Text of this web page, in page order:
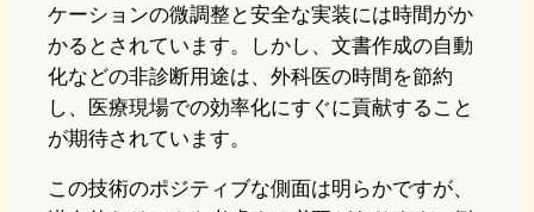
ケーションの微調整と安全な実装には時間がか
かるとされています。しかし、文書作成の自動
化などの非診断用途は、外科医の時間を節約
し、医療現場での効率化にすぐに貢献すること
が期待されています。
この技術のポジティブな側面は明らかですが、